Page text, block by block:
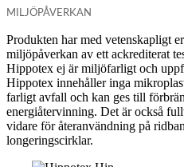
MILJÖPÅVERKAN
Produkten har med vetenskapligt
miljöpåverkan av ett ackrediterat
Hippotex ej är miljöfarligt och
Hippotex innehåller inga
farligt avfall och kan ges till
energiåtervinning. Det är också
vidare för återanvändning på
longeringscirklar.